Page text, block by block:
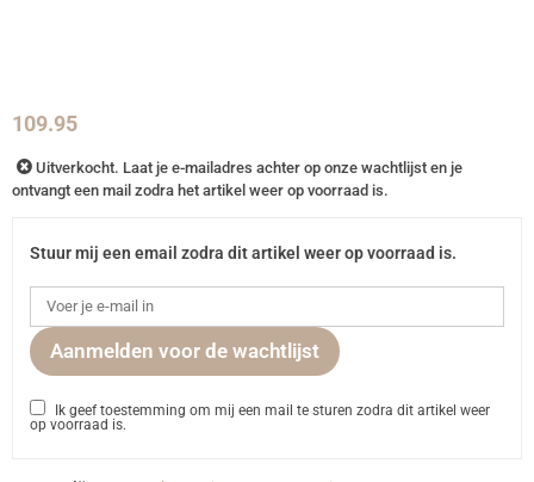
109.95
Uitverkocht. Laat je e-mailadres achter op onze wachtlijst en je
ontvangt een mail zodra het artikel weer op voorraad is.
Stuur mij een email zodra dit artikel weer op voorraad is.
Aanmelden voor de wachtlijst
Ik geef toestemming om mij een mail te sturen zodra dit artikel weer
op voorraad is.